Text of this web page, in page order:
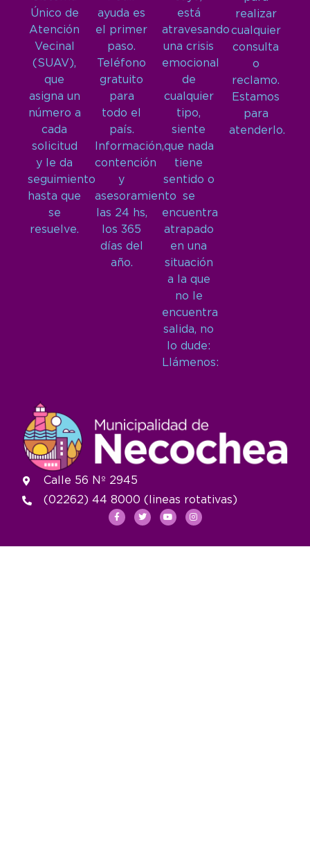
Único de
Atención
Vecinal
(SUAV),
que
asigna un
número a
cada
solicitud
y le da
seguimiento
hasta que
se
resuelve.
ayuda es
el primer
paso.
Teléfono
gratuito
para
todo el
país.
Información,
contención
y
asesoramiento
las 24 hs,
los 365
días del
año.
está
atravesando
una crisis
emocional
de
cualquier
tipo,
siente
que nada
tiene
sentido o
se
encuentra
atrapado
en una
situación
a la que
no le
encuentra
salida, no
lo dude:
Llámenos:
realizar
cualquier
consulta
o
reclamo.
Estamos
para
atenderlo.
Calle 56 Nº 2945
(02262) 44 8000 (lineas rotativas)